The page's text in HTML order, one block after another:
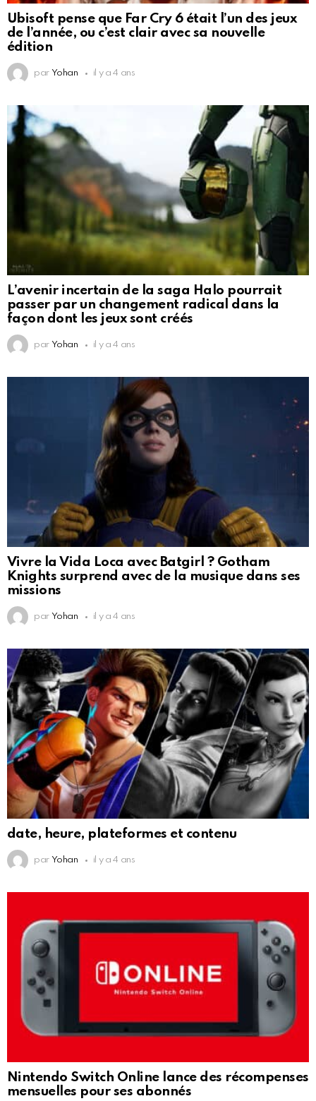
Ubisoft pense que Far Cry 6 était l’un des jeux
de l’année, ou c’est clair avec sa nouvelle
édition
par Yohan il y a 4 ans
L’avenir incertain de la saga Halo pourrait
passer par un changement radical dans la
façon dont les jeux sont créés
par Yohan il y a 4 ans
Vivre la Vida Loca avec Batgirl ? Gotham
Knights surprend avec de la musique dans ses
missions
par Yohan il y a 4 ans
date, heure, plateformes et contenu
par Yohan il y a 4 ans
Nintendo Switch Online lance des récompenses
mensuelles pour ses abonnés